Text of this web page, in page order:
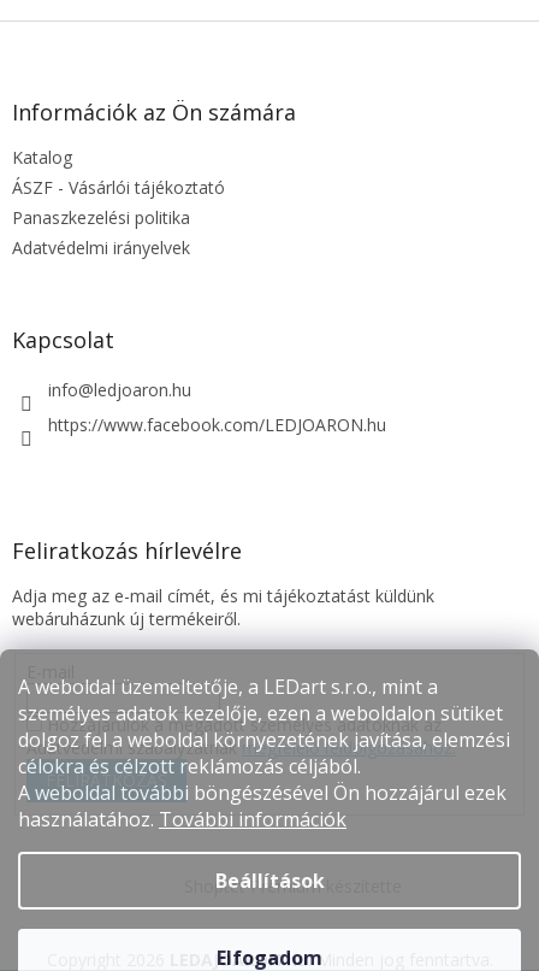
A weboldal üzemeltetője, a LEDart s.r.o., mint a
személyes adatok kezelője, ezen a weboldalon sütiket
dolgoz fel a weboldal környezetének javítása, elemzési
célokra és célzott reklámozás céljából.
A weboldal további böngészésével Ön hozzájárul ezek
használatához. További információk
Beállítások
Elfogadom
L
Információk az Ön számára
Katalog
ÁSZF - Vásárlói tájékoztató
Panaszkezelési politika
Adatvédelmi irányelvek
Kapcsolat
info@ledjoaron.hu
https://www.facebook.com/LEDJOARON.hu
Feliratkozás hírlevélre
Adja meg az e-mail címét, és mi tájékoztatást küldünk
webáruházunk új termékeiről.
Hozzájárulok a megadott személyes adatoknak az
Adatvédelmi szabályzatnak megfelelő feldolgozásához.
FELIRATKOZÁS
Shoptet Premium készítette
LEDAJÓÁRON.hu. Minden jog fenntartva.